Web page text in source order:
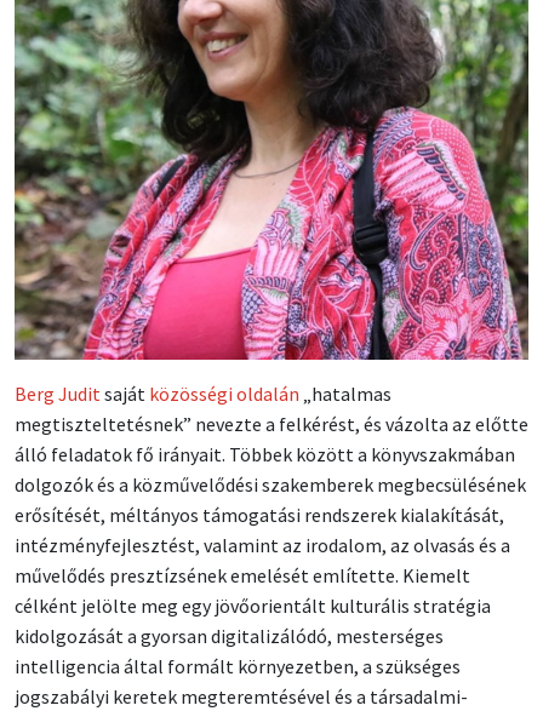
Berg Juditsaját közösségi oldalán „hatalmas
megtiszteltetésnek” nevezte a felkérést, és vázolta az előtte
álló feladatok fő irányait. Többek között a könyvszakmában
dolgozók és a közművelődési szakemberek megbecsülésének
erősítését, méltányos támogatási rendszerek kialakítását,
intézményfejlesztést, valamint az irodalom, az olvasás és a
művelődés presztízsének emelését említette. Kiemelt
célként jelölte meg egy jövőorientált kulturális stratégia
kidolgozását a gyorsan digitalizálódó, mesterséges
intelligencia által formált környezetben, a szükséges
jogszabályi keretek megteremtésével és a társadalmi-